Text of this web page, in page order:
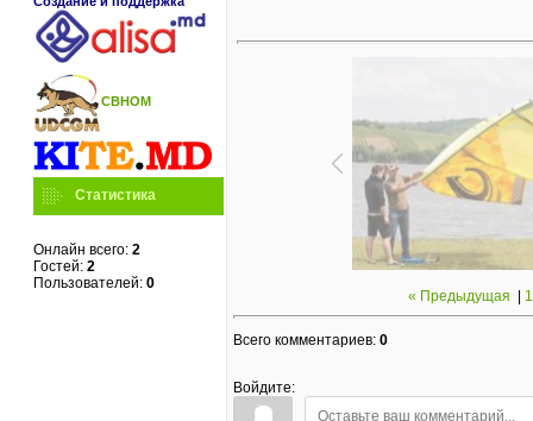
СВНОМ
Статистика
Онлайн всего: 2
Гостей: 2
Пользователей: 0
« Предыдущая
Всего комментариев: 0
Войдите: